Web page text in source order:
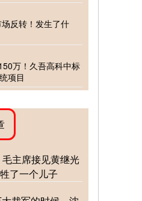
反转！发生了什
万！久吾高科中标
项目
主席接见黄继光
了一个儿子